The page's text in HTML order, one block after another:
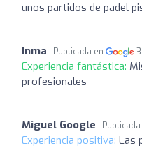
unos partidos de padel
Inma Publicada en
Experiencia fantástica:
profesionales
Miguel Google
Experiencia positiva: Las